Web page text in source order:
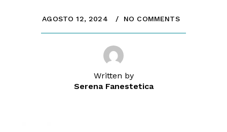
AGOSTO 12, 2024 NO COMMENTS
Written by
Serena Fanestetica